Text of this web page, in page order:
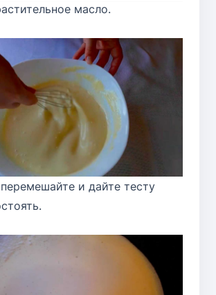
масло.
и дайте тесту